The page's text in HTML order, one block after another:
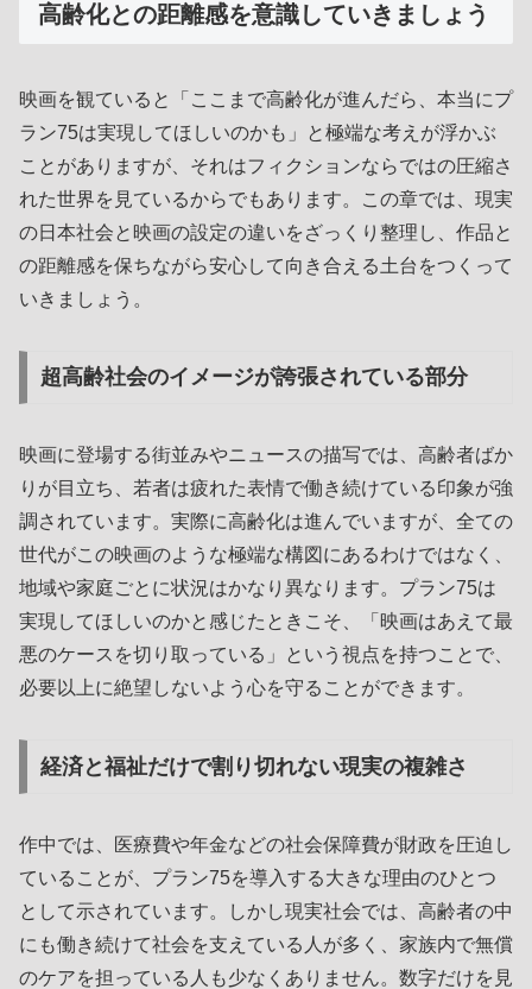
高齢化との距離感を意識していきましょう
映画を観ていると「ここまで高齢化が進んだら、本当にプ
ラン75は実現してほしいのかも」と極端な考えが浮かぶ
ことがありますが、それはフィクションならではの圧縮さ
れた世界を見ているからでもあります。この章では、現実
の日本社会と映画の設定の違いをざっくり整理し、作品と
の距離感を保ちながら安心して向き合える土台をつくって
いきましょう。
超高齢社会のイメージが誇張されている部分
映画に登場する街並みやニュースの描写では、高齢者ばか
りが目立ち、若者は疲れた表情で働き続けている印象が強
調されています。実際に高齢化は進んでいますが、全ての
世代がこの映画のような極端な構図にあるわけではなく、
地域や家庭ごとに状況はかなり異なります。プラン75は
実現してほしいのかと感じたときこそ、「映画はあえて最
悪のケースを切り取っている」という視点を持つことで、
必要以上に絶望しないよう心を守ることができます。
経済と福祉だけで割り切れない現実の複雑さ
作中では、医療費や年金などの社会保障費が財政を圧迫し
ていることが、プラン75を導入する大きな理由のひとつ
として示されています。しかし現実社会では、高齢者の中
にも働き続けて社会を支えている人が多く、家族内で無償
のケアを担っている人も少なくありません。数字だけを見